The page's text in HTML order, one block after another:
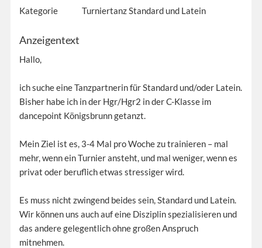
Kategorie
Turniertanz Standard und Latein
Anzeigentext
Hallo,
ich suche eine Tanzpartnerin für Standard und/oder Latein.
Bisher habe ich in der Hgr/Hgr2 in der C-Klasse im
dancepoint Königsbrunn getanzt.
Mein Ziel ist es, 3-4 Mal pro Woche zu trainieren – mal
mehr, wenn ein Turnier ansteht, und mal weniger, wenn es
privat oder beruflich etwas stressiger wird.
Es muss nicht zwingend beides sein, Standard und Latein.
Wir können uns auch auf eine Disziplin spezialisieren und
das andere gelegentlich ohne großen Anspruch
mitnehmen.